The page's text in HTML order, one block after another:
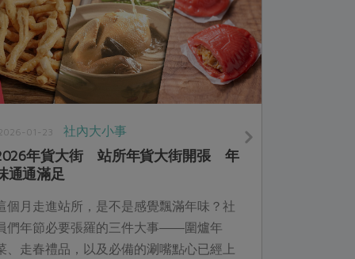
01-23 社內大小事
年貨大街 站所年貨大街開張 年
通通滿足
個月走進站所，是不是感覺飄滿年味？社
們年節必要張羅的三件大事――圍爐年
、走春禮品，以及必備的涮嘴點心已經上